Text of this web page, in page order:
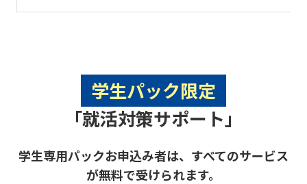
学生パック限定
「就活対策サポート」
学生専用パックお申込み者は、すべてのサービス
が無料で受けられます。